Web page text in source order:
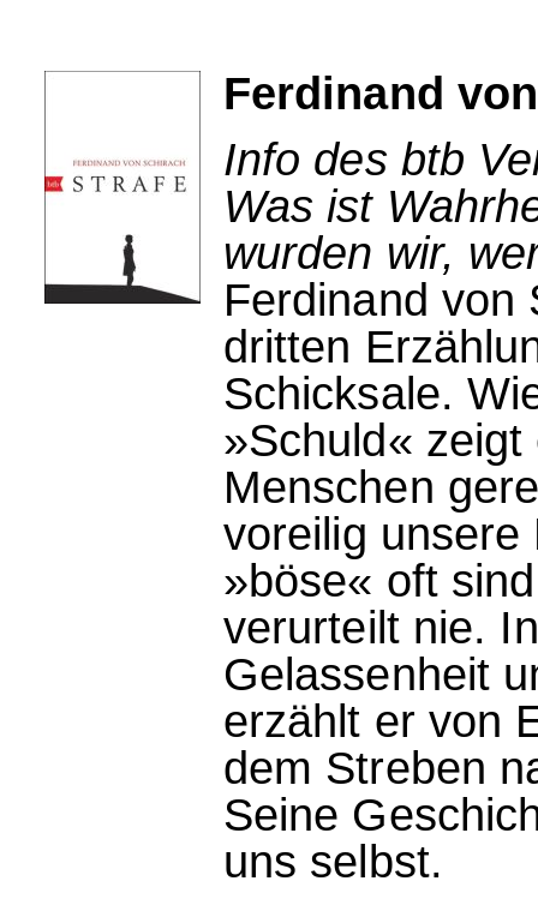
Ferdinand
Info des btb
Was ist
wurden wir,
Ferdinand von
dritten
Schicksale.
»Schuld«
Menschen
voreilig unsere
»böse« oft
verurteilt nie.
Gelassenheit
erzählt er von
dem Streben
Seine
uns selbst.